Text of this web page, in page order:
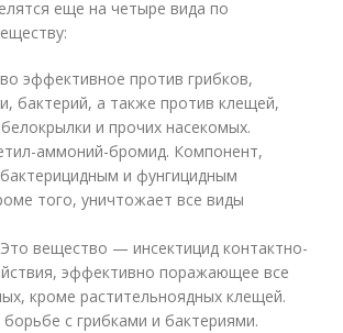
еще на четыре вида по
эффективное против грибков,
бактерий, а также против клещей,
и прочих насекомых.
аммоний-бромид. Компонент,
и фунгицидным
того, уничтожает все виды
Это вещество — инсектицид контактно-
эффективно поражающее все
кроме растительноядных клещей.
с грибками и бактериями.